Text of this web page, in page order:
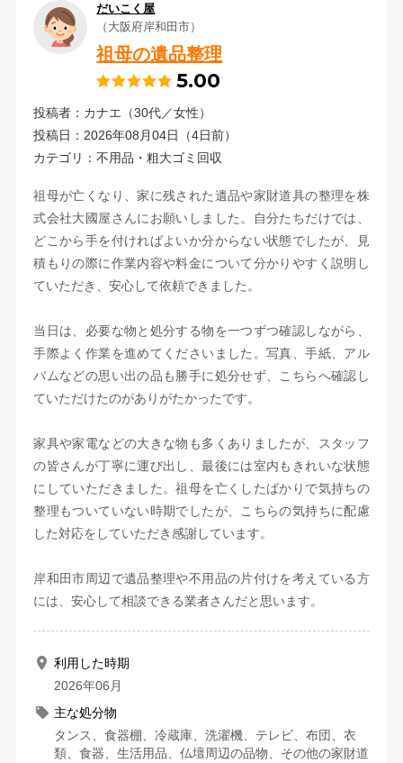
だいこく屋
（大阪府岸和田市）
祖母の遺品整理
5.00
投稿者：カナエ（30代／女性）
投稿日：2026年08月04日（4日前）
カテゴリ：不用品・粗大ゴミ回収
祖母が亡くなり、家に残された遺品や家財道具の整理を株
式会社大國屋さんにお願いしました。自分たちだけでは、
どこから手を付ければよいか分からない状態でしたが、見
積もりの際に作業内容や料金について分かりやすく説明し
ていただき、安心して依頼できました。
当日は、必要な物と処分する物を一つずつ確認しながら、
手際よく作業を進めてくださいました。写真、手紙、アル
バムなどの思い出の品も勝手に処分せず、こちらへ確認し
ていただけたのがありがたかったです。
家具や家電などの大きな物も多くありましたが、スタッフ
の皆さんが丁寧に運び出し、最後には室内もきれいな状態
にしていただきました。祖母を亡くしたばかりで気持ちの
整理もついていない時期でしたが、こちらの気持ちに配慮
した対応をしていただき感謝しています。
岸和田市周辺で遺品整理や不用品の片付けを考えている方
には、安心して相談できる業者さんだと思います。
利用した時期
2026年06月
主な処分物
タンス、食器棚、冷蔵庫、洗濯機、テレビ、布団、衣
類、食器、生活用品、仏壇周辺の品物、その他の家財道